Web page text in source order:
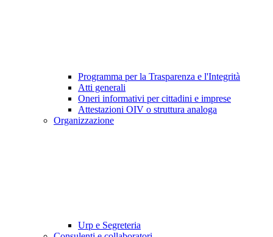
Programma per la Trasparenza e l'Integrità
Atti generali
Oneri informativi per cittadini e imprese
Attestazioni OIV o struttura analoga
Organizzazione
Urp e Segreteria